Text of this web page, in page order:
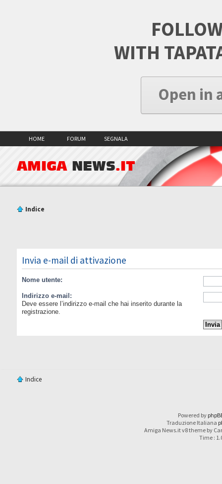
WITH
Open in
HOME FORUM SEGNALA
AMIGA NEWS.IT
Indice
Invia e-mail di attivazione
Nome utente:
Indirizzo e-mail:
Deve essere l’indirizzo e-mail che hai inserito durante la
registrazione.
Indice
Powered by
Traduzione Italiana
Amiga News.it v8 theme by
Time :